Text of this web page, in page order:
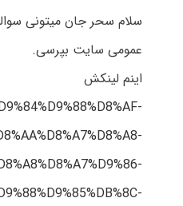
سلام سحر جان میتونی
عمومی سایت بپرسی.
اینم لینکش